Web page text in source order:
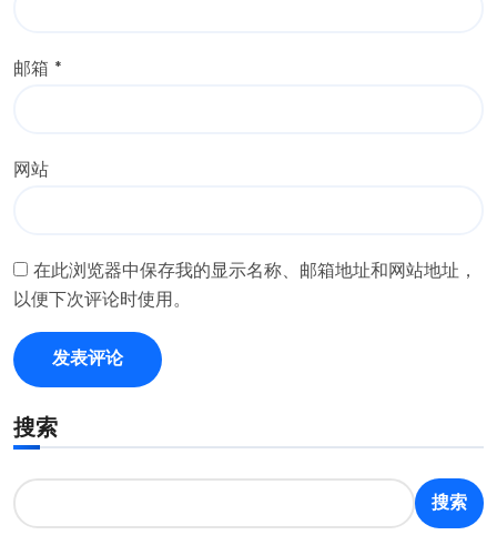
邮箱 *
网站
在此浏览器中保存我的显示名称、邮箱地址和网站地址，
以便下次评论时使用。
搜索
搜索